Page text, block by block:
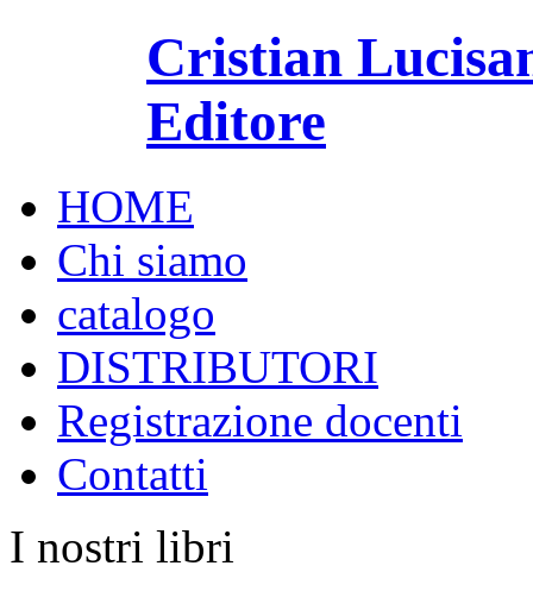
Cristian
Editore
HOME
Chi siamo
catalogo
DISTRIBUTORI
Registrazione docenti
Contatti
I nostri libri